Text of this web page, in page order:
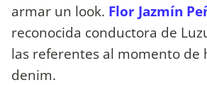
armar un look. Flor Jazmín
reconocida conductora de
las referentes al momento de
denim.